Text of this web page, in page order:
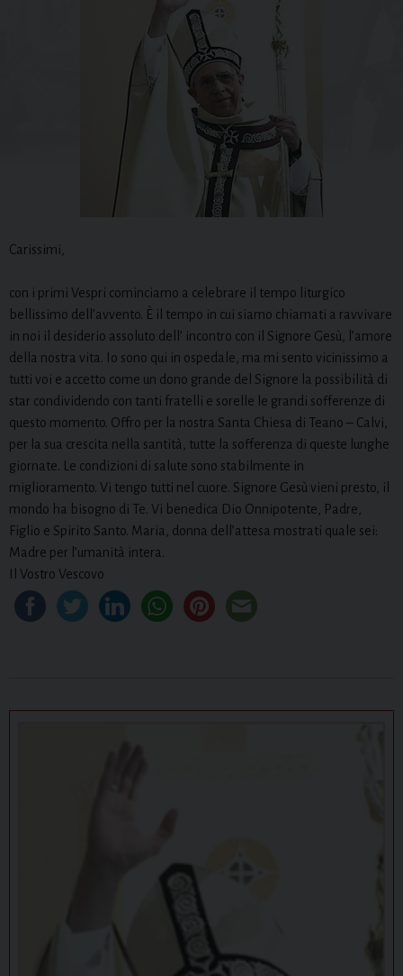
Carissimi,
con i primi Vespri cominciamo a celebrare il tempo liturgico
bellissimo dell’avvento. È il tempo in cui siamo chiamati a ravvivare
in noi il desiderio assoluto dell’ incontro con il Signore Gesù, l’amore
della nostra vita. Io sono qui in ospedale, ma mi sento vicinissimo a
tutti voi e accetto come un dono grande del Signore la possibilità di
star condividendo con tanti fratelli e sorelle le grandi sofferenze di
questo momento. Offro per la nostra Santa Chiesa di Teano – Calvi,
per la sua crescita nella santità, tutte la sofferenza di queste lunghe
giornate. Le condizioni di salute sono stabilmente in
miglioramento. Vi tengo tutti nel cuore. Signore Gesù vieni presto, il
mondo ha bisogno di Te. Vi benedica Dio Onnipotente, Padre,
Figlio e Spirito Santo. Maria, donna dell’attesa mostrati quale sei:
Madre per l’umanità intera.
Il Vostro Vescovo